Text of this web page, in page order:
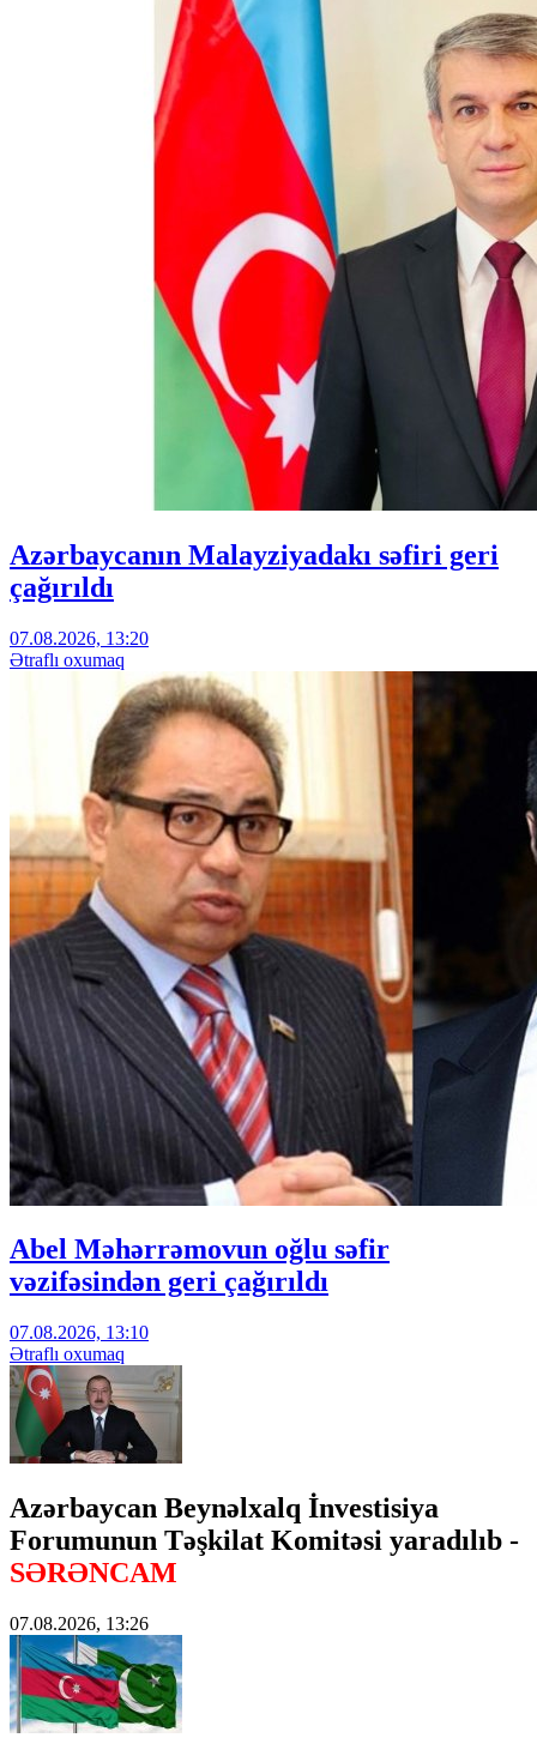
Azərbaycanın Malayziyadakı səfiri geri
çağırıldı
07.08.2026, 13:20
Ətraflı oxumaq
Abel Məhərrəmovun oğlu səfir
vəzifəsindən geri çağırıldı
07.08.2026, 13:10
Ətraflı oxumaq
Azərbaycan Beynəlxalq İnvestisiya
Forumunun Təşkilat Komitəsi yaradılıb -
SƏRƏNCAM
07.08.2026, 13:26